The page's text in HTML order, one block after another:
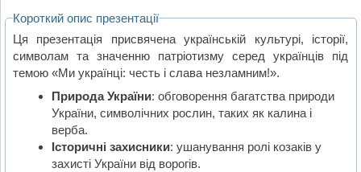
Короткий опис презентації
Ця презентація присвячена українській культурі, історії,
символам та значенню патріотизму серед українців під
темою «Ми українці: честь і слава незламним!».
Природа України: обговорення багатства природи
України, символічних рослин, таких як калина і
верба.
Історичні захисники: ушанування ролі козаків у
захисті України від ворогів.